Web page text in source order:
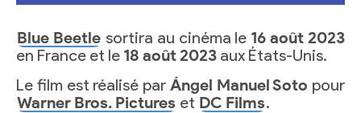
Blue Beetle sortira au cinéma le 16 août 2023
en France et le 18 août 2023 aux États-Unis.
Le film est réalisé par Ángel Manuel Soto pour
Warner Bros. Pictures et DC Films.